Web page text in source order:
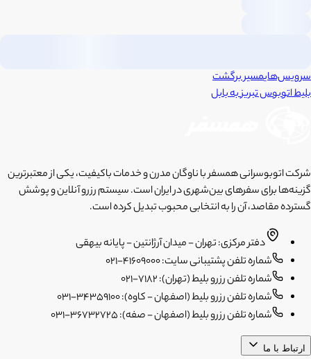
سرویس‌هایمسیر برگشت
بلیط اتوبوستبریزبهبابل
شرکت اتوبوسرانی همسفر با ناوگان مدرن و خدمات باکیفیت، یکی از معتبرترین
گزینه‌ها برای سفرهای بین‌شهری در ایران است. سیستم رزرو آنلاین و پوشش
گسترده مقاصد، آن را به انتخابی محبوب تبدیل کرده است.
دفتر مرکزی: تهران - میدان آرژانتین - پایانه بیهقی
شماره تلفن پشتیبانی سایت: 41609000-021
شماره تلفن رزرو بلیط (تهران): 7182-021
شماره تلفن رزرو بلیط (اصفهان - کاوه): 34359100-031
شماره تلفن رزرو بلیط (اصفهان - صفه): 36732725-031
ارتباط با ما